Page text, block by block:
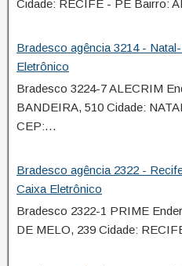
Cidade: RECIFE - PE Bairro:
Bradesco agência 3214 -
Eletrônico
Bradesco 3224-7 ALECRIM
BANDEIRA, 510 Cidade:
CEP:…
Bradesco agência 2322 -
Caixa Eletrônico
Bradesco 2322-1 PRIME
DE MELO, 239 Cidade: